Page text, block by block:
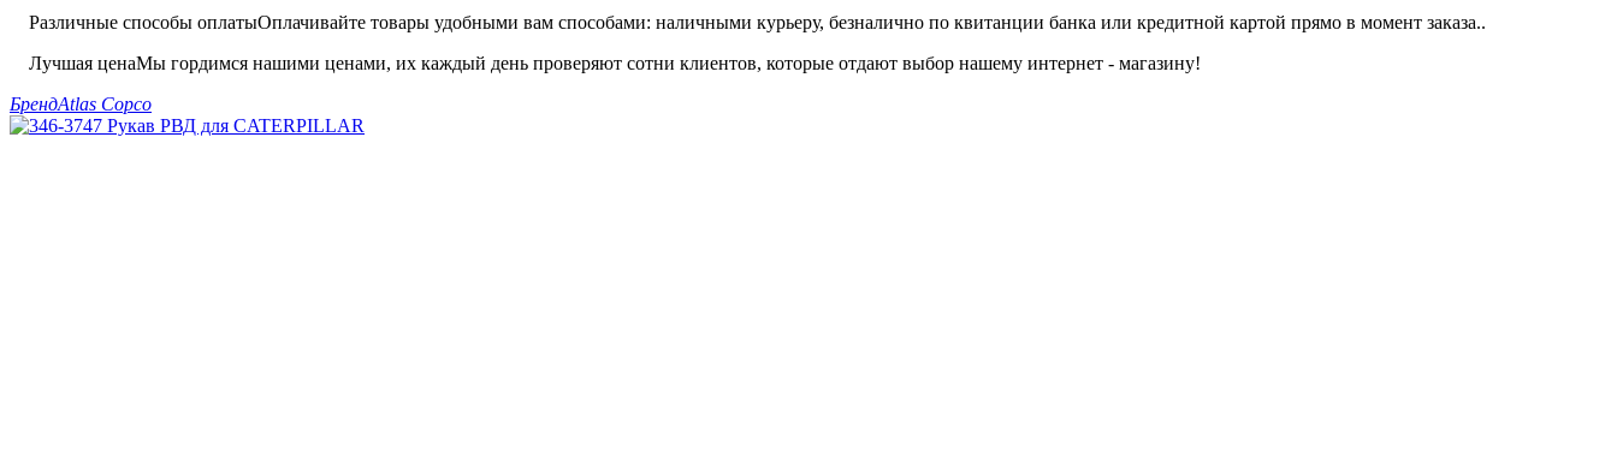
Различные способы оплатыОплачивайте товары удобными вам способами: наличными курьеру, безналично по квитанции банка или кредитной картой прямо в момент заказа..
Лучшая ценаМы гордимся нашими ценами, их каждый день проверяют сотни клиентов, которые отдают выбор нашему интернет - магазину!
БрендAtlas Copco